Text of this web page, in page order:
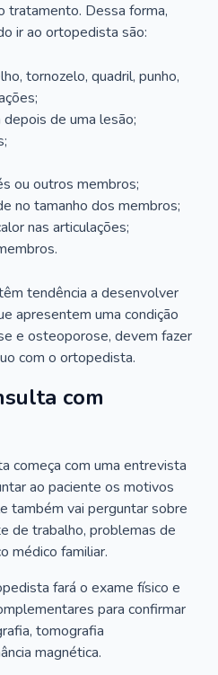
tratamento. Dessa forma,
ir ao ortopedista são:
tornozelo, quadril, punho,
de uma lesão;
ou outros membros;
no tamanho dos membros;
nas articulações;
tendência a desenvolver
apresentem uma condição
e osteoporose, devem fazer
com o ortopedista.
com
começa com uma entrevista
ao paciente os motivos
também vai perguntar sobre
de trabalho, problemas de
médico familiar.
fará o exame físico e
para confirmar
tomografia
magnética.